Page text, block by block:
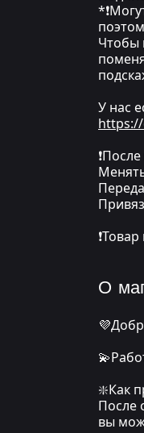
Чтобы
У нас
О
❇️Как
После
вы